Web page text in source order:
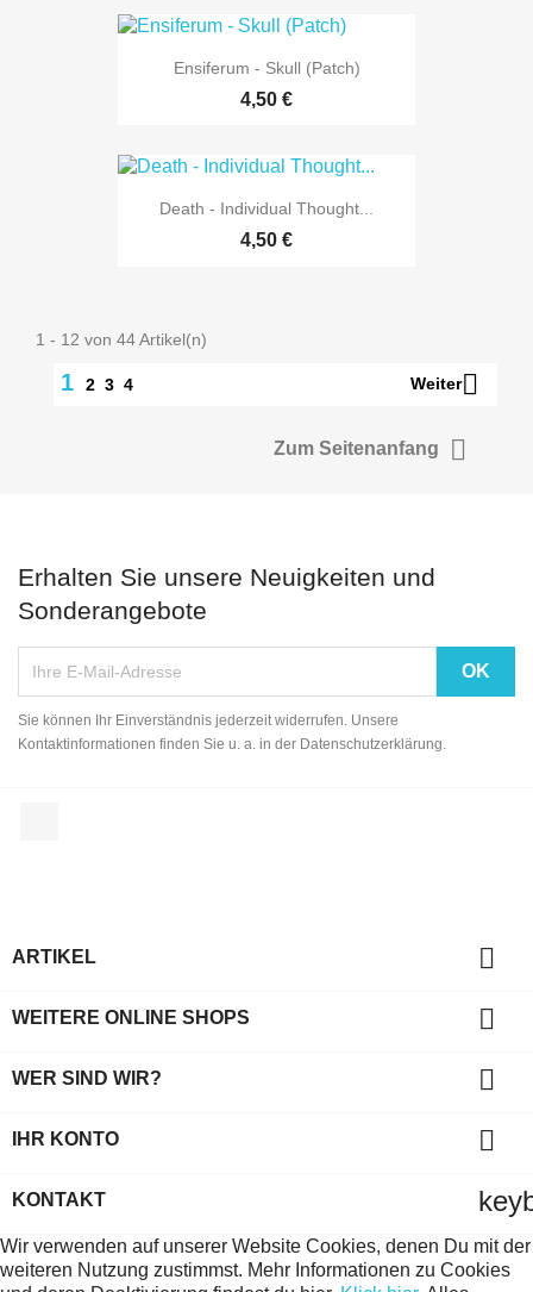
Ensiferum - Skull (Patch)
4,50 €
Death - Individual Thought...
4,50 €
1 - 12 von 44 Artikel(n)
1 2 3 4 Weiter
Zum Seitenanfang 
Erhalten Sie unsere Neuigkeiten und
Sonderangebote
Sie können Ihr Einverständnis jederzeit widerrufen. Unsere
Kontaktinformationen finden Sie u. a. in der Datenschutzerklärung.
ARTIKEL 
WEITERE ONLINE SHOPS 
WER SIND WIR? 
IHR KONTO 
KONTAKT
Wir verwenden auf unserer Website Cookies, denen Du mit der
weiteren Nutzung zustimmst. Mehr Informationen zu Cookies